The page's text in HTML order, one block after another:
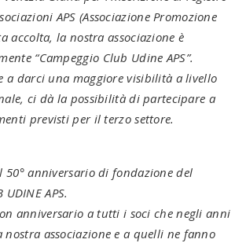
APS (Associazione Promozione
accolta, la nostra associazione è
“Campeggio Club Udine APS”.
a darci una maggiore visibilità a livello
ci dà la possibilità di partecipare a
previsti per il terzo settore.
50° anniversario di fondazione del
UDINE APS.
anniversario a tutti i soci che negli anni
associazione e a quelli ne fanno